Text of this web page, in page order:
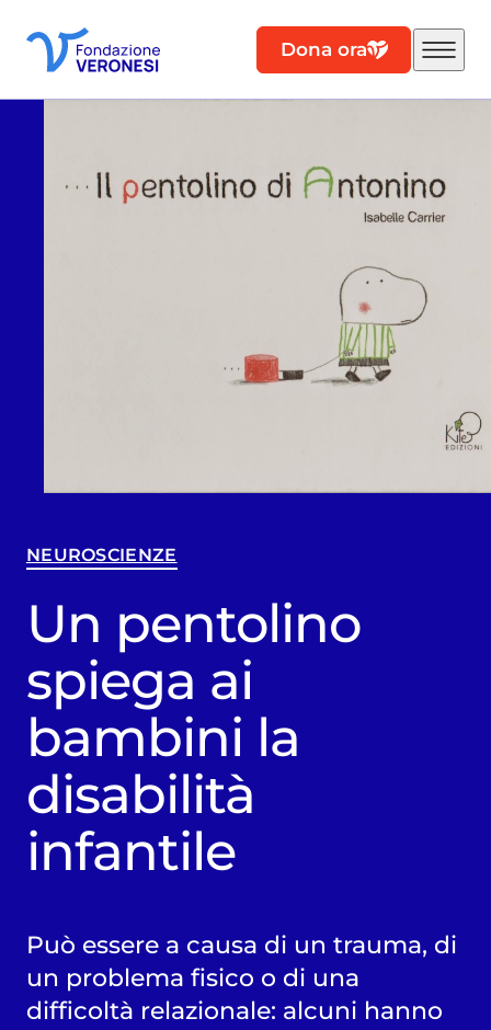
Dona ora
NEUROSCIENZE
Un pentolino
spiega ai
bambini la
disabilità
infantile
Può essere a causa di un trauma, di
un problema fisico o di una
difficoltà relazionale: alcuni hanno